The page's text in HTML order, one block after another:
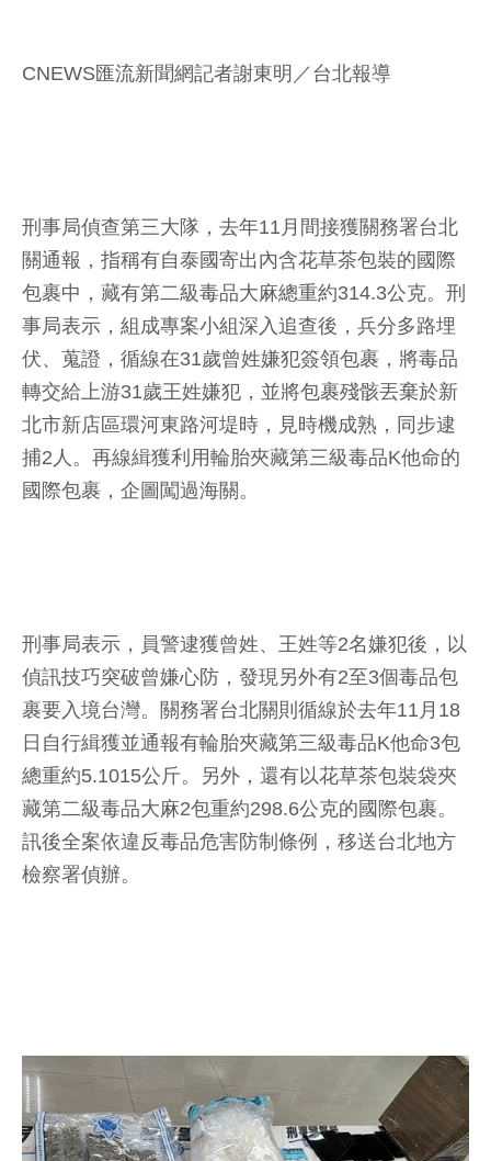
CNEWS匯流新聞網記者謝東明／台北報導
刑事局偵查第三大隊，去年11月間接獲關務署台北
關通報，指稱有自泰國寄出內含花草茶包裝的國際
包裹中，藏有第二級毒品大麻總重約314.3公克。刑
事局表示，組成專案小組深入追查後，兵分多路埋
伏、蒐證，循線在31歲曾姓嫌犯簽領包裹，將毒品
轉交給上游31歲王姓嫌犯，並將包裹殘骸丟棄於新
北市新店區環河東路河堤時，見時機成熟，同步逮
捕2人。再線緝獲利用輪胎夾藏第三級毒品K他命的
國際包裹，企圖闖過海關。
刑事局表示，員警逮獲曾姓、王姓等2名嫌犯後，以
偵訊技巧突破曾嫌心防，發現另外有2至3個毒品包
裹要入境台灣。關務署台北關則循線於去年11月18
日自行緝獲並通報有輪胎夾藏第三級毒品K他命3包
總重約5.1015公斤。另外，還有以花草茶包裝袋夾
藏第二級毒品大麻2包重約298.6公克的國際包裹。
訊後全案依違反毒品危害防制條例，移送台北地方
檢察署偵辦。